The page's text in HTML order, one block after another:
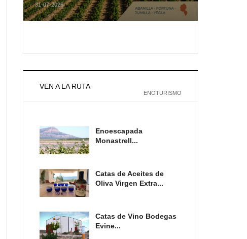
31-07-2026
VEN A LA RUTA
ENOTURISMO
Enoescapada
Monastrell...
Catas de Aceites de
Oliva Virgen Extra...
Catas de Vino Bodegas
Evine...